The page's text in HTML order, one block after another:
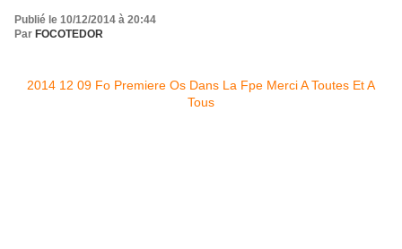
Publié le 10/12/2014 à 20:44
Par FOCOTEDOR
2014 12 09 Fo Premiere Os Dans La Fpe Merci A Toutes Et A
Tous